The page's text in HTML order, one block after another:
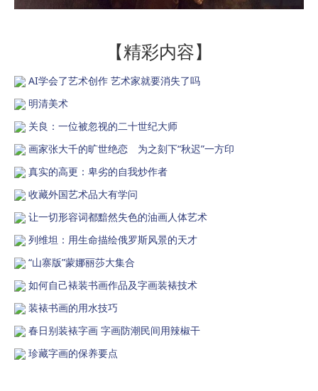
【精彩内容】
AI学会了艺术创作 艺术家就要消失了吗
明清美术
关良：一位被忽视的二十世纪大师
画家张大千的旷世绝恋 为之刻下“秋迟”一方印
真实的高更：卑劣的自我炒作者
收藏外国艺术品大有学问
让一切形容词都黯然失色的油画人体艺术
列维坦：用生命描绘俄罗斯风景的天才
“山寨版”蒙娜丽莎大集合
如何自己裱装书画作品及字画装裱技术
装裱书画的用水技巧
春日别装裱字画 字画防潮民间用辣椒干
珍藏字画的保养要点